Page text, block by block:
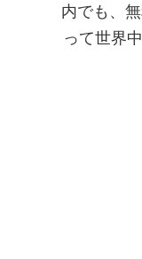
内でも、
って世界